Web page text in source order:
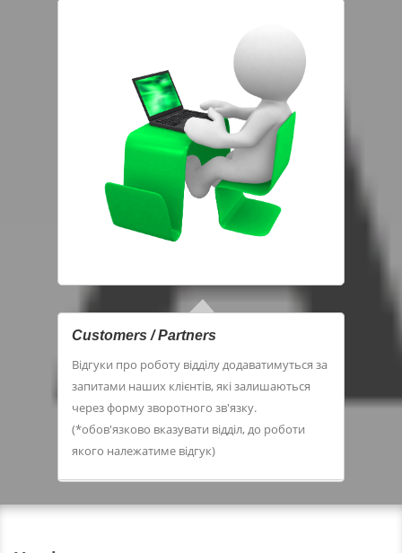
Customers / Partners
Відгуки про роботу відділу додаватимуться за
запитами наших клієнтів, які залишаються
через форму зворотного зв'язку.
(*обов'язково вказувати відділ, до роботи
якого належатиме відгук)